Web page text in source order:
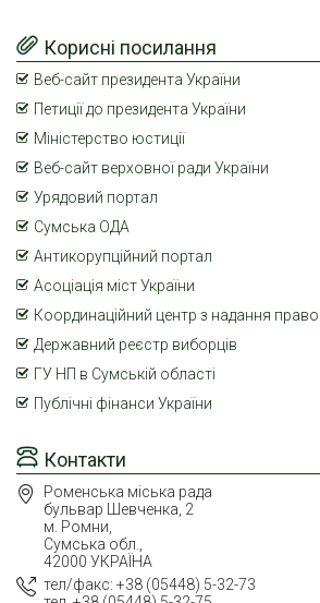
Контакти
Роменська міська рада
бульвар Шевченка, 2
м. Ромни,
Сумська обл.,
42000 УКРАЇНА
тел/факс: +38 (05448) 5-32-73
Корисні посилання
Веб-сайт президента України
Петиції до президента України
Міністерство юстиції
Веб-сайт верховної ради України
Урядовий портал
Сумська ОДА
Антикорупційний портал
Асоціація міст України
Координаційний центр з надання
Державний реєстр виборців
ГУ НП в Сумській області
Публічні фінанси України